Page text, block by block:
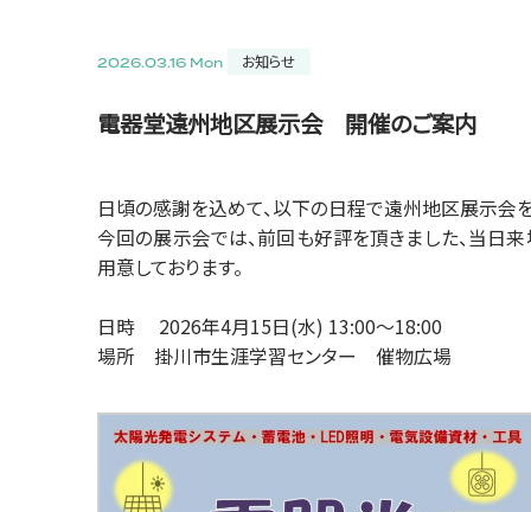
2026.03.16 Mon お知らせ
電器堂遠州地区展示会 開催のご案内
日頃の感謝を込めて、以下の日程で遠州地区展示会
今回の展示会では、前回も好評を頂きました、当日
用意しております。
日時 2026年4月15日(水) 13:00～18:00
場所 掛川市生涯学習センター 催物広場